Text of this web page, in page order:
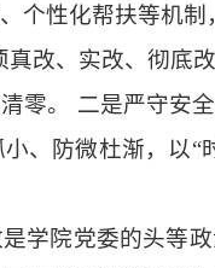
个性化帮扶等机
改、实改、彻底
零。 二是严守安
、防微杜渐，以“
学院党委的头等